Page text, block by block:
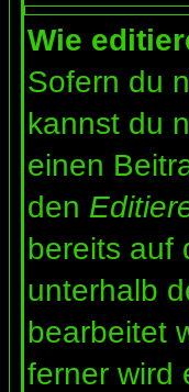
Wie
Sofern du
kannst du
einen
den
bereits auf
unterhalb
bearbeitet
ferner wird